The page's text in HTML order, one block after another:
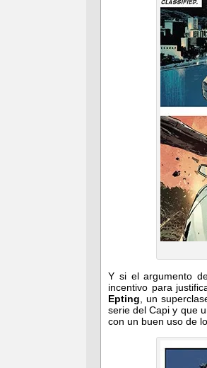
Y si el argumento
incentivo para
Epting , un
serie del Capi y que
con un buen uso de